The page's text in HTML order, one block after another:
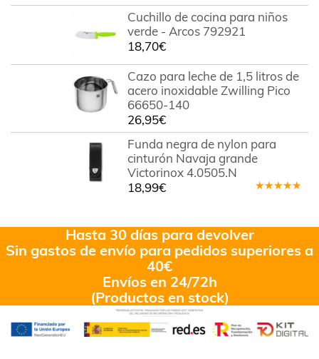
Cuchillo de cocina para niños
verde - Arcos 792921
18,70€
Cazo para leche de 1,5 litros de
acero inoxidable Zwilling Pico
66650-140
26,95€
Funda negra de nylon para
cinturón Navaja grande
Victorinox 4.0505.N
18,99€
Hasta 30 días para devolver
Sin gastos de envío para pedidos superiores a
40€
Envíos en 24/72h
(Productos en stock)